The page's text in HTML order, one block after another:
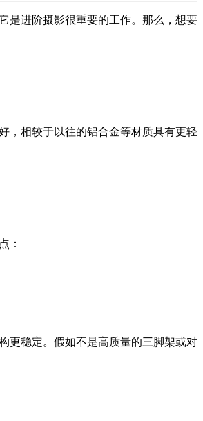
是进阶摄影很重要的工作。那么，想要
，相较于以往的铝合金等材质具有更轻
：
更稳定。假如不是高质量的三脚架或对